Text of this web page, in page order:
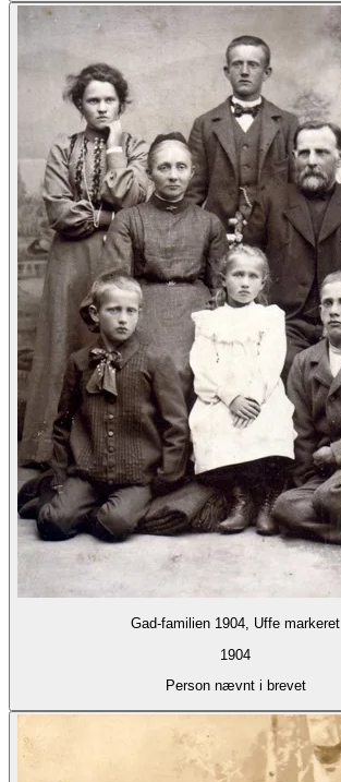
Gad-familien 1904, Uffe markeret
1904
Person nævnt i brevet